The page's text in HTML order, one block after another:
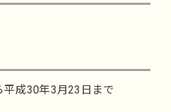
成30年3月23日まで